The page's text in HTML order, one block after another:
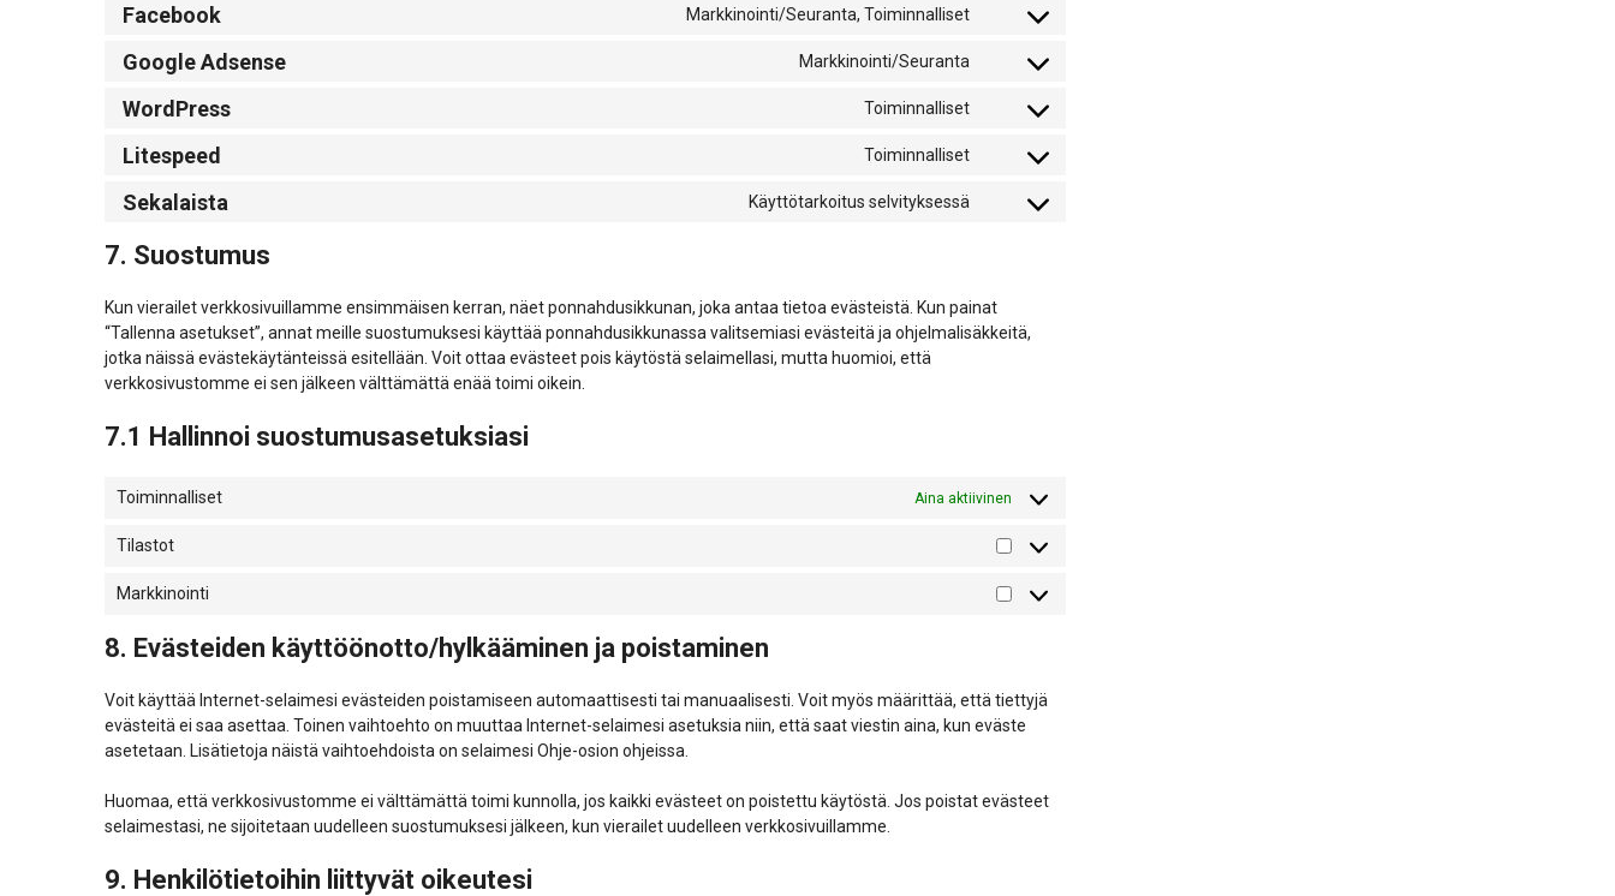
service
google-
Facebook Markkinointi/Seuranta, Toiminnalliset
Consent
service
facebook
Google Adsense Markkinointi/Seuranta
Consent
service
google-
WordPress Toiminnalliset
Consent
service
wordpress
Litespeed Toiminnalliset
Consent
service
Sekalaista Käyttötarkoitus selvityksessä
Consent
7. Suostumus
Kun vierailet verkkosivuillamme ensimmäisen kerran, näet ponnahdusikkunan, joka antaa tietoa evästeistä. Kun painat
“Tallenna asetukset”, annat meille suostumuksesi käyttää ponnahdusikkunassa valitsemiasi evästeitä ja ohjelmalisäkkeitä,
jotka näissä evästekäytänteissä esitellään. Voit ottaa evästeet pois käytöstä selaimellasi, mutta huomioi, että
verkkosivustomme ei sen jälkeen välttämättä enää toimi oikein.
7.1 Hallinnoi suostumusasetuksiasi
Toiminnalliset Aina aktiivinen
Tilastot
Tilastot
Markkinointi
Markkinointi
8. Evästeiden käyttöönotto/hylkääminen ja poistaminen
Voit käyttää Internet-selaimesi evästeiden poistamiseen automaattisesti tai manuaalisesti. Voit myös määrittää, että tiettyjä
evästeitä ei saa asettaa. Toinen vaihtoehto on muuttaa Internet-selaimesi asetuksia niin, että saat viestin aina, kun eväste
asetetaan. Lisätietoja näistä vaihtoehdoista on selaimesi Ohje-osion ohjeissa.
Huomaa, että verkkosivustomme ei välttämättä toimi kunnolla, jos kaikki evästeet on poistettu käytöstä. Jos poistat evästeet
selaimestasi, ne sijoitetaan uudelleen suostumuksesi jälkeen, kun vierailet uudelleen verkkosivuillamme.
9. Henkilötietoihin liittyvät oikeutesi